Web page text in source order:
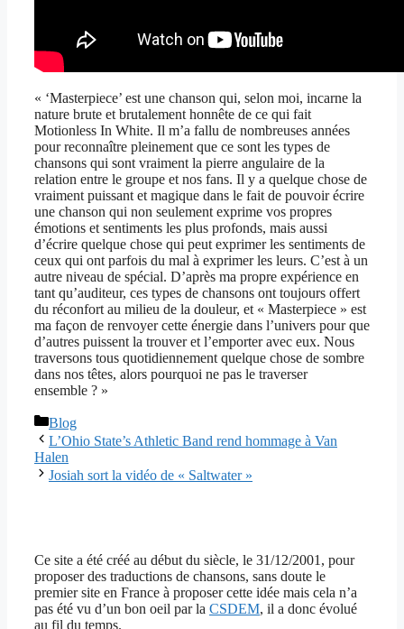
« ‘Masterpiece’ est une chanson qui, selon moi, incarne la
nature brute et brutalement honnête de ce qui fait
Motionless In White. Il m’a fallu de nombreuses années
pour reconnaître pleinement que ce sont les types de
chansons qui sont vraiment la pierre angulaire de la
relation entre le groupe et nos fans. Il y a quelque chose de
vraiment puissant et magique dans le fait de pouvoir écrire
une chanson qui non seulement exprime vos propres
émotions et sentiments les plus profonds, mais aussi
d’écrire quelque chose qui peut exprimer les sentiments de
ceux qui ont parfois du mal à exprimer les leurs. C’est à un
autre niveau de spécial. D’après ma propre expérience en
tant qu’auditeur, ces types de chansons ont toujours offert
du réconfort au milieu de la douleur, et « Masterpiece » est
ma façon de renvoyer cette énergie dans l’univers pour que
d’autres puissent la trouver et l’emporter avec eux. Nous
traversons tous quotidiennement quelque chose de sombre
dans nos têtes, alors pourquoi ne pas le traverser
ensemble ? »
Catégories
Blog
L’Ohio State’s Athletic Band rend hommage à Van
Halen
Josiah sort la vidéo de « Saltwater »
Ce site a été créé au début du siècle, le 31/12/2001, pour
proposer des traductions de chansons, sans doute le
premier site en France à proposer cette idée mais cela n’a
pas été vu d’un bon oeil par la CSDEM, il a donc évolué
au fil du temps.